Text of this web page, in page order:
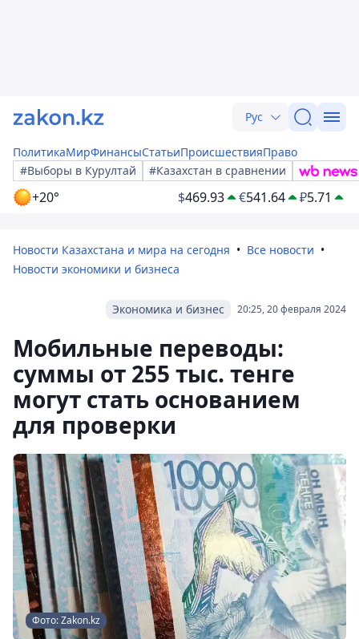
Рус
ПолитикаМирФинансыСтатьиПроисшествияПраво
#Выборы в Курултай
#Казахстан в сравнении
+20° $469.93 €541.64 ₽5.71
Новости Казахстана и мира на сегодня
Все новости
Новости экономики и бизнеса
20:25, 20 февраля 2024
Экономика и бизнес
Мобильные переводы:
суммы от 255 тыс. тенге
могут стать основанием
для проверки
Фото: Zakon.kz